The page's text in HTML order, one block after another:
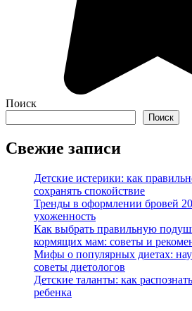
Поиск
Поиск
Свежие записи
Детские истерики: как
сохранять спокойствие
Тренды в оформлении бровей
ухоженность
Как выбрать правильную
кормящих мам: советы и
Мифы о популярных диетах:
советы диетологов
Детские таланты: как
ребенка